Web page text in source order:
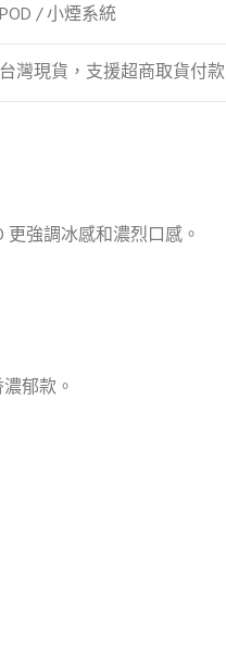
POD / 小煙系統
台灣現貨，支援超商取貨付款
強調冰感和濃烈口感。
郁款。